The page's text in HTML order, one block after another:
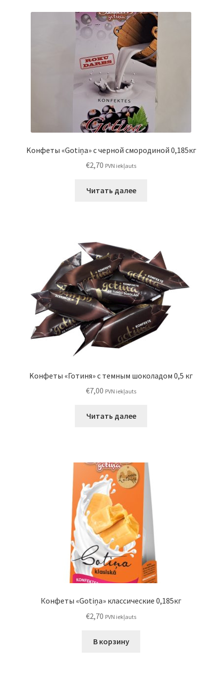
Kонфеты «Gotiņa» с черной смородиной 0,185кг
€2,70 PVN iekļauts
Читать далее
Kонфеты «Готиня» с темным шоколадом 0,5 кг
€7,00 PVN iekļauts
Читать далее
Конфеты «Gotiņa» классические 0,185кг
€2,70 PVN iekļauts
В корзину